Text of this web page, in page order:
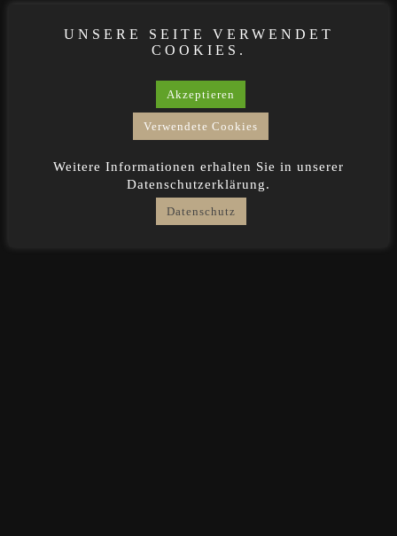
UNSERE SEITE VERWENDET
COOKIES.
Akzeptieren
Verwendete Cookies
Weitere Informationen erhalten Sie in unserer
Datenschutzerklärung.
Datenschutz